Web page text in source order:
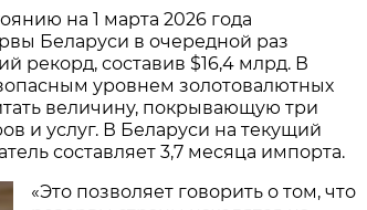
на 1 марта 2026 года
Беларуси в очередной раз
рекорд, составив $16,4 млрд. В
уровнем золотовалютных
величину, покрывающую три
и услуг. В Беларуси на текущий
составляет 3,7 месяца импорта.
«Это позволяет говорить о том, что